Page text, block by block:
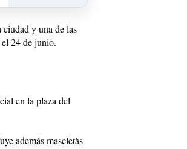
ciudad y una de las
24 de junio.
en la plaza del
además mascletàs